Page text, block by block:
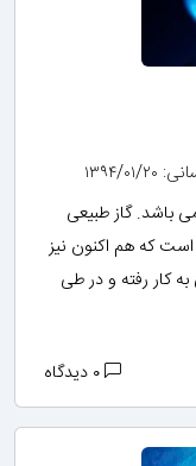
۰۱/۲۰
باشد. گاز طبیعی
است که هم اکنون نیز
کار رفته و در طی